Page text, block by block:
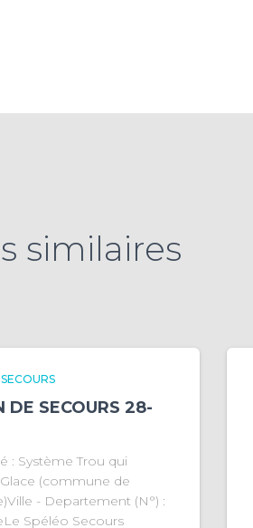
similaires
DE SECOURS 28-
: Système Trou qui
(commune de
- Departement (N°) :
Spéléo Secours